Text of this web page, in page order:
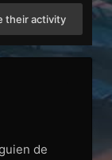
their activity
de